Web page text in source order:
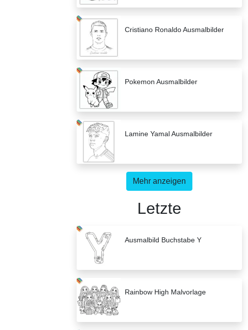
Cristiano Ronaldo Ausmalbilder
Pokemon Ausmalbilder
Lamine Yamal Ausmalbilder
Mehr anzeigen
Letzte
Ausmalbild Buchstabe Y
Rainbow High Malvorlage